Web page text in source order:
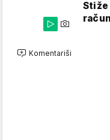
Stiže
Komentariši